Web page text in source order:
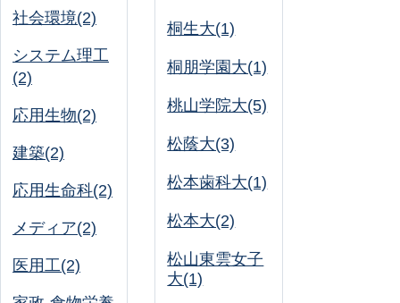
社会環境(2)
システム理工
(2)
応用生物(2)
建築(2)
応用生命科(2)
メディア(2)
医用工(2)
桐生大(1)
桐朋学園大(1)
桃山学院大(5)
松蔭大(3)
松本歯科大(1)
松本大(2)
松山東雲女子
大(1)